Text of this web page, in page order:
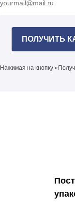
Нажимая на кнопку